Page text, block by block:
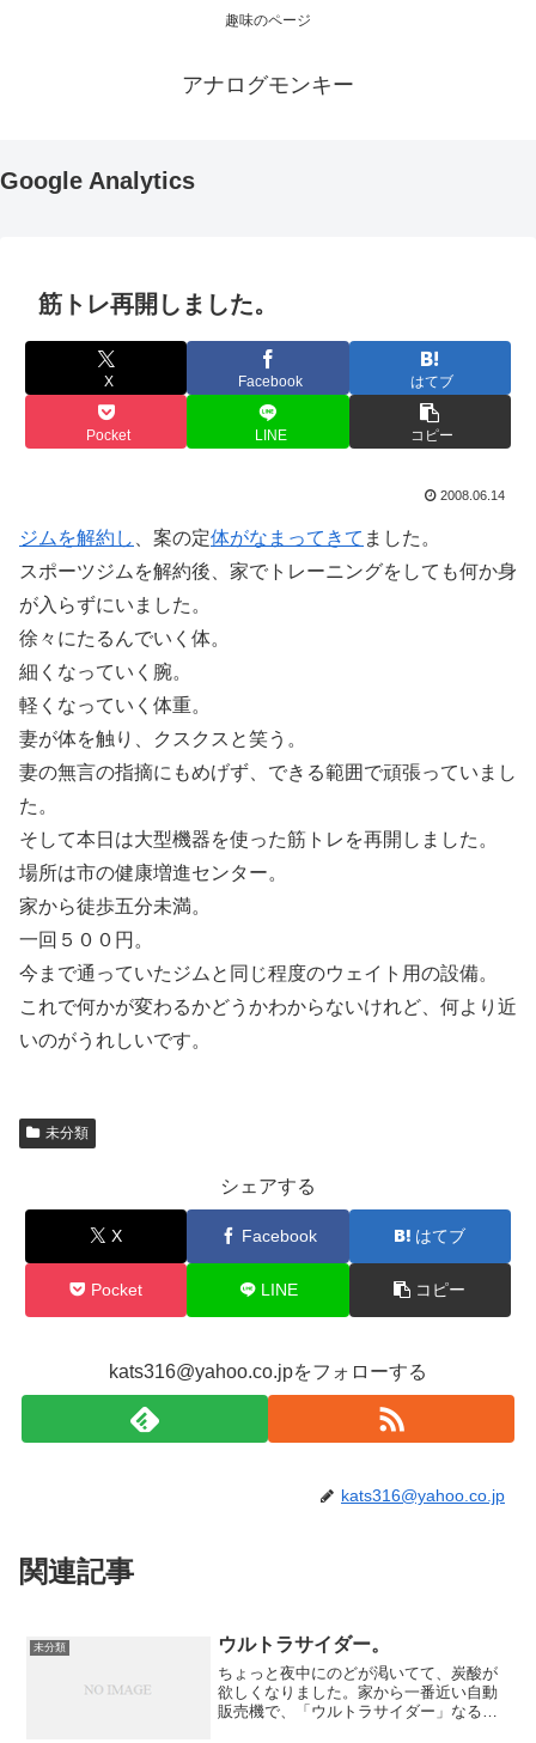
趣味のページ
アナログモンキー
Google Analytics
筋トレ再開しました。
X Facebook はてブ
Pocket LINE コピー
2008.06.14
ジムを解約し 、案の定体がなまってきて ました。
スポーツジムを解約後、家でトレーニングをしても何か身
が入らずにいました。
徐々にたるんでいく体。
細くなっていく腕。
軽くなっていく体重。
妻が体を触り、クスクスと笑う。
妻の無言の指摘にもめげず、できる範囲で頑張っていまし
た。
そして本日は大型機器を使った筋トレを再開しました。
場所は市の健康増進センター。
家から徒歩五分未満。
一回５００円。
今まで通っていたジムと同じ程度のウェイト用の設備。
これで何かが変わるかどうかわからないけれど、何より近
いのがうれしいです。
未分類
シェアする
X Facebook はてブ
Pocket LINE コピー
kats316@yahoo.co.jpをフォローする
kats316@yahoo.co.jp
関連記事
未分類 ウルトラサイダー。
ちょっと夜中にのどが渇いてて、炭酸が
欲しくなりました。家から一番近い自動
販売機で、「ウルトラサイダー」なるも